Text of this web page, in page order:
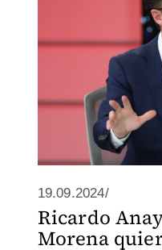
19.09.2024/
Ricardo
Morena